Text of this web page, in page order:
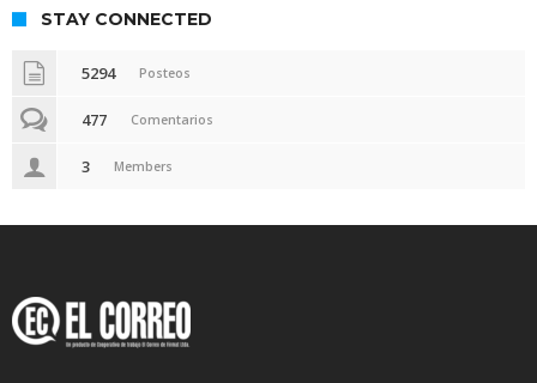
STAY CONNECTED
5294 Posteos
477 Comentarios
3 Members